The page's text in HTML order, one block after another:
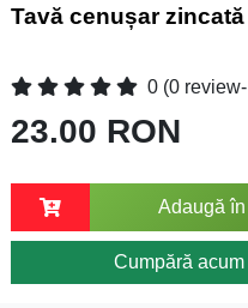
Tavă cenușar
0 (0
23.00 RON
Adaugă
Cumpără acum